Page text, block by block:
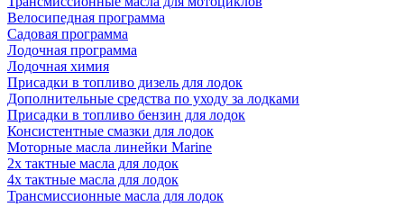
Велосипедная программа
Садовая программа
Лодочная программа
Лодочная химия
Присадки в топливо дизель для лодок
Дополнительные средства по уходу за лодками
Присадки в топливо бензин для лодок
Консистентные смазки для лодок
Моторные масла линейки Marine
2х тактные масла для лодок
4х тактные масла для лодок
Трансмиссионные масла для лодок